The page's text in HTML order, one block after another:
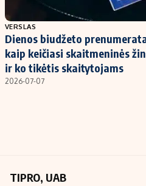
Populiarios temos
Investavimas
Akcijų rinka
Saulės elektrinės
Redakcija
VERSLAS
Dienos biudžeto
kaip keičiasi skaitmeninės
ir ko tikėtis skaitytojams
2026-07-07
TIPRO, UAB